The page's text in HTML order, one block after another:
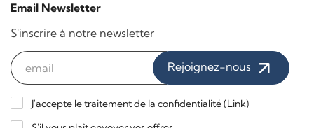
Email Newsletter
S'inscrire à notre newsletter
Rejoignez-nous
J'accepte le traitement de la confidentialité (Link)